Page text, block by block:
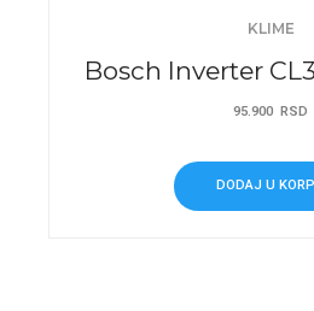
KLIME
Bosch Inverter
95.900 RSD
DODAJ U